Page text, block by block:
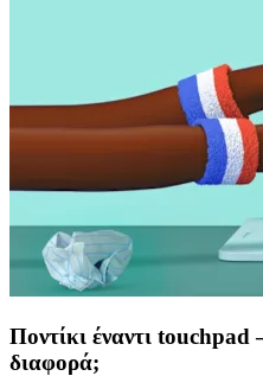
Ποντίκι έναντι
διαφορά;